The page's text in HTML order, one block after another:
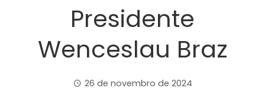
Presidente
Wenceslau Braz
26 de novembro de 2024